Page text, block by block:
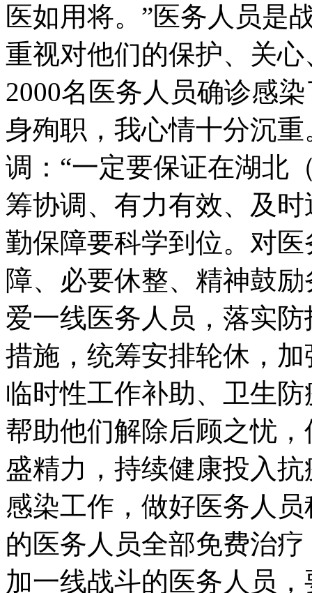
医如用将。”医务人员是
重视对他们的保护、关
2000名医务人员确诊感
身殉职，我心情十分沉
调：“一定要保证在湖北
筹协调、有力有效、及
勤保障要科学到位。对
障、必要休整、精神鼓
爱一线医务人员，落实
措施，统筹安排轮休，
临时性工作补助、卫生
帮助他们解除后顾之忧
盛精力，持续健康投入
感染工作，做好医务人
的医务人员全部免费治
加一线战斗的医务人员